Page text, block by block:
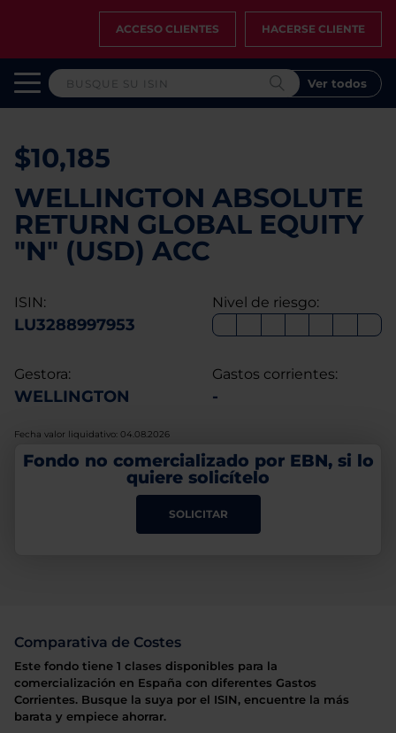
ACCESO CLIENTES HACERSE CLIENTE
Ver todos
$10,185
WELLINGTON ABSOLUTE
RETURN GLOBAL EQUITY
"N" (USD) ACC
ISIN:
LU3288997953
Nivel de riesgo:
Gestora:
WELLINGTON
Gastos corrientes:
-
Fecha valor liquidativo: 04.08.2026
Fondo no comercializado por EBN, si lo
quiere solicítelo
SOLICITAR
Comparativa de Costes
Este fondo tiene 1 clases disponibles para la
comercialización en España con diferentes Gastos
Corrientes. Busque la suya por el ISIN, encuentre la más
barata y empiece ahorrar.